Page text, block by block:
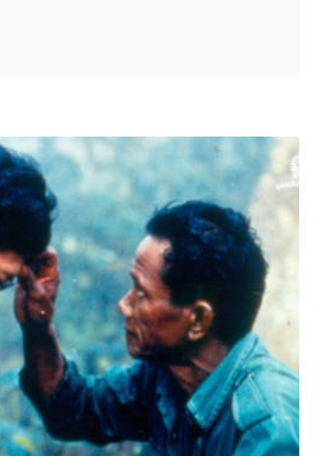
ของ “สืบ นาคะเสถียร” โดย สุรชัย ท้วม